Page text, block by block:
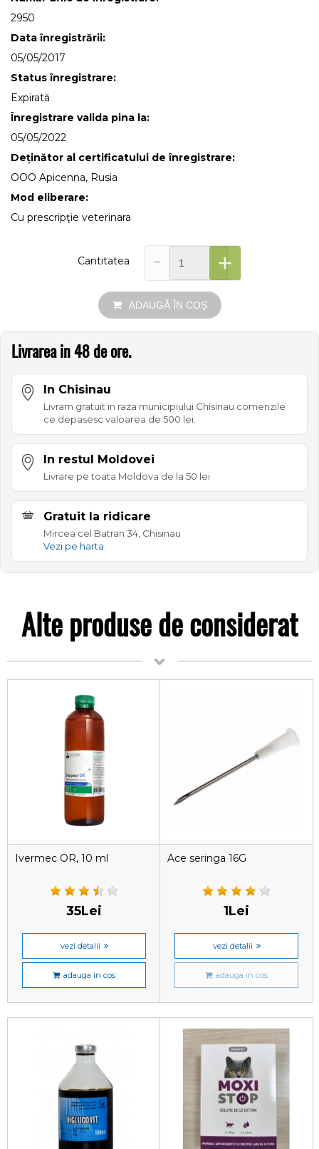
2950
Data înregistrării:
05/05/2017
Status înregistrare:
Expirată
Înregistrare valida pina la:
05/05/2022
Deținător al certificatului de înregistrare:
OOO Apicenna, Rusia
Mod eliberare:
Cu prescripţie veterinara
Cantitatea - +
ADAUGĂ ÎN COȘ
Livrarea in 48 de ore.
In Chisinau
Livram gratuit in raza municipiului Chisinau comenzile
ce depasesc valoarea de 500 lei.
In restul Moldovei
Livrare pe toata Moldova de la 50 lei
Gratuit la ridicare
Mircea cel Batran 34, Chisinau
Vezi pe harta
Alte produse de considerat
Ivermec OR, 10 ml
35Lei
vezi detalii
adauga in cos
Ace seringa 16G
1Lei
vezi detalii
adauga in cos